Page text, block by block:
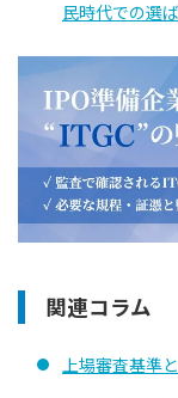
民時代での選
関連コラム
上場審査基準